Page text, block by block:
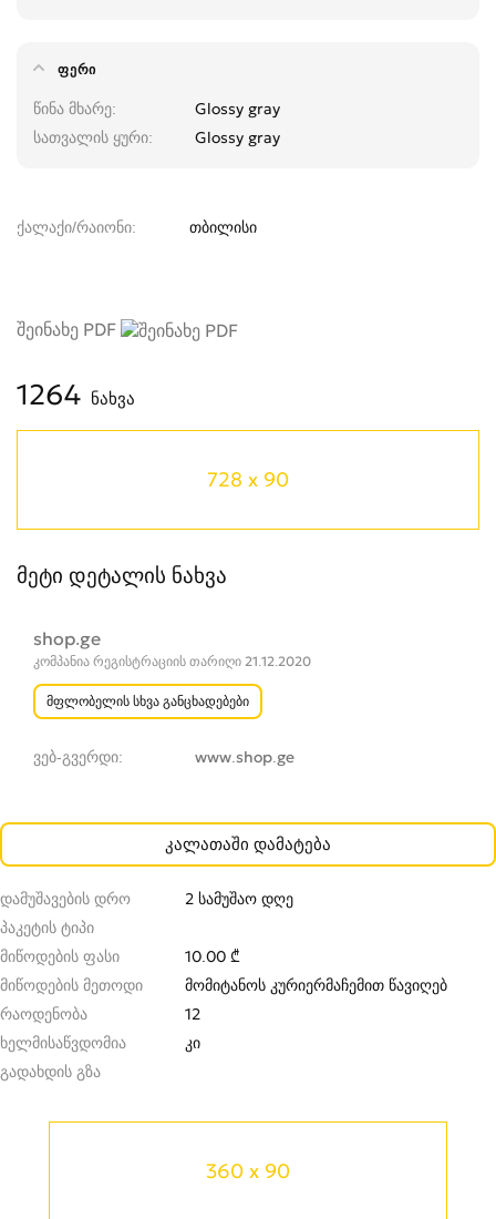
კალათაში დამატება
დამუშავების დრო
2 სამუშაო დღე
პაკეტის ტიპი
მიწოდების ფასი
10.00 ₾
მიწოდების მეთოდი
მომიტანოს კურიერმაჩემით წავიღებ
რაოდენობა
12
ხელმისაწვდომია
კი
გადახდის გზა
360 x 90
ᲤᲔᲠᲘ
წინა მხარე
Glossy gray
სათვალის ყური
Glossy gray
ქალაქი/რაიონი თბილისი
შეინახე PDF
1264 ნახვა
728 x 90
მეტი დეტალის ნახვა
shop.ge
კომპანია რეგისტრაციის თარიღი 21.12.2020
მფლობელის სხვა განცხადებები
ვებ-გვერდი www.shop.ge